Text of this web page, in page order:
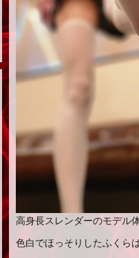
高身長スレンダーのモデル
色白でほっそりしたふくら